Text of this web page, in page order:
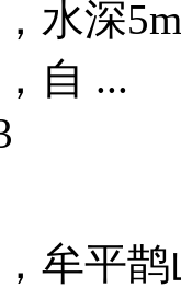
水深
自 ...
牟平